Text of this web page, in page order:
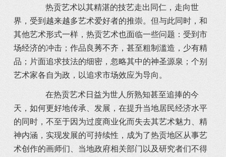
热贡艺术以其精湛的技艺走出同仁，走向世
界，受到越来越多艺术爱好者的推崇。但与此同时，和
其他艺术形式一样，热贡艺术也面临一些问题：受到市
场经济的冲击；作品良莠不齐，甚至粗制滥造，少有精
品；片面追求技法的细密，忽略其中的神圣源泉；个别
艺术家各自为政，以追求市场效应为导向。
在热贡艺术日益为世人所熟知甚至追捧的今
天，如何更好地传承、发展，在提升当地居民经济水平
的同时，不至于因为过度商业化而失去其艺术魅力、精
神内涵，实现发展的可持续性，成为了热贡地区从事艺
术创作的画师们、当地政府相关部门以及研究者们不得